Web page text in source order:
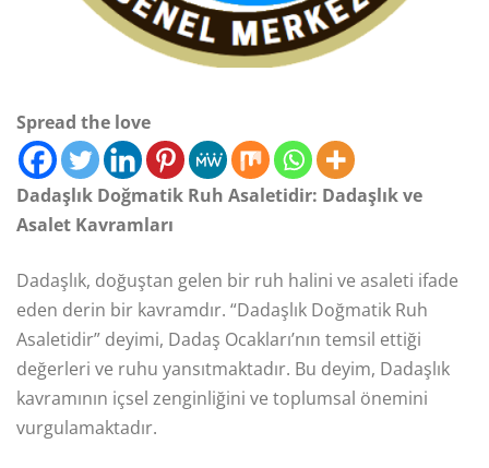
Spread the love
Dadaşlık Doğmatik Ruh Asaletidir: Dadaşlık ve
Asalet Kavramları
Dadaşlık, doğuştan gelen bir ruh halini ve asaleti ifade
eden derin bir kavramdır. “Dadaşlık Doğmatik Ruh
Asaletidir” deyimi, Dadaş Ocakları’nın temsil ettiği
değerleri ve ruhu yansıtmaktadır. Bu deyim, Dadaşlık
kavramının içsel zenginliğini ve toplumsal önemini
vurgulamaktadır.